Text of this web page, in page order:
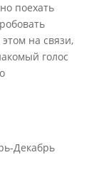
поехать
на связи,
голос
Декабрь